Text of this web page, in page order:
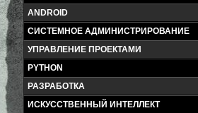
ANDROID
СИСТЕМНОЕ АДМИНИСТРИРОВАНИЕ
УПРАВЛЕНИЕ ПРОЕКТАМИ
PYTHON
РАЗРАБОТКА
ИСКУССТВЕННЫЙ ИНТЕЛЛЕКТ